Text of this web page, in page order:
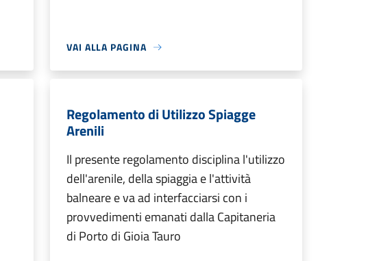
VAI ALLA PAGINA
Regolamento di Utilizzo Spiagge
Arenili
Il presente regolamento disciplina l'utilizzo
dell'arenile, della spiaggia e l'attività
balneare e va ad interfacciarsi con i
provvedimenti emanati dalla Capitaneria
di Porto di Gioia Tauro